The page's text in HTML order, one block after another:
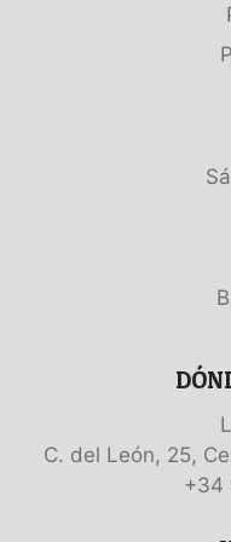
C. del León, 25,
+34